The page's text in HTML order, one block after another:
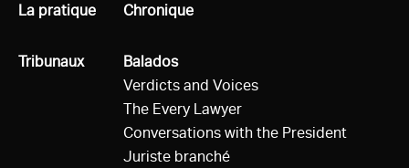
Tous
La pratique
Tous
Tribunaux
Tous
Chronique
Tous
Balados
Verdicts and Voices
The Every Lawyer
Conversations with the President
Juriste branché